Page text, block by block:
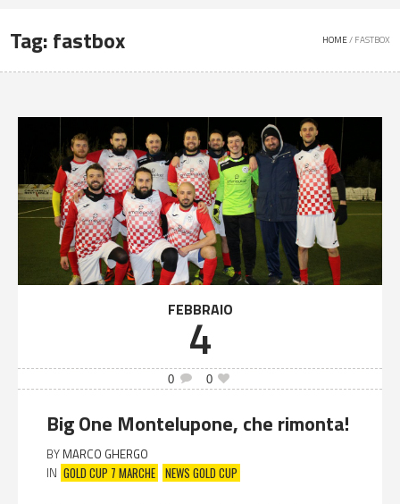
Tag:fastbox HOME/ FASTBOX
FEBBRAIO
4
0 0
Big One Montelupone, che rimonta!
BY MARCO GHERGO
IN GOLD CUP 7 MARCHE NEWS GOLD CUP